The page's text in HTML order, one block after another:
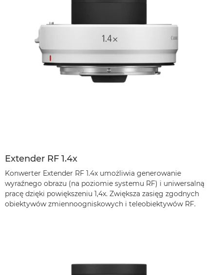
Extender RF 1.4x
Konwerter Extender RF 1.4x umożliwia generowanie
wyraźnego obrazu (na poziomie systemu RF) i uniwersalną
pracę dzięki powiększeniu 1,4x. Zwiększa zasięg zgodnych
obiektywów zmiennoogniskowych i teleobiektywów RF.